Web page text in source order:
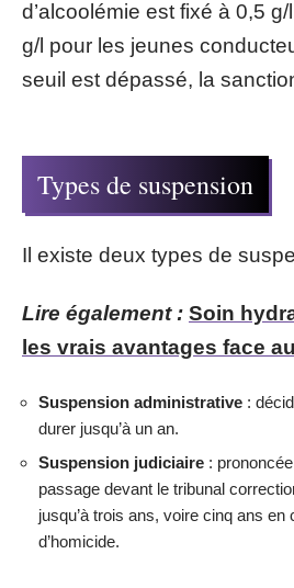
d’alcoolémie est fixé à 0,5
g/l pour les jeunes
seuil est dépassé, la
Types de suspension
Il existe deux types de
Lire également : Soin
les vrais avantages face
Suspension administrative :
durer jusqu’à un an.
Suspension judiciaire :
passage devant le tribunal
jusqu’à trois ans, voire cinq ans
d’homicide.